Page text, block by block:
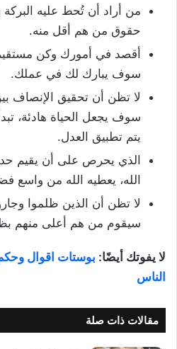
من أراد أن تُحط عليه
حقوق من هم أقل منه.
أقصد في أمورك وكن مستقيم
سوف يبارك لك في عملك.
لا تظن أن تحقيق الإنصاف
سوف يجعل الحياة هادئة،
يتم تطبيق العدل.
الذي يحرص على أن يقيم
الله، يعطيه الله من واسع
لا تظن أن الذين ظلموا
سيقوم من هم أعلى منهم
لا يفوتك أيضًا: بوستات اقوال
الناس
مقالات ذات صلة